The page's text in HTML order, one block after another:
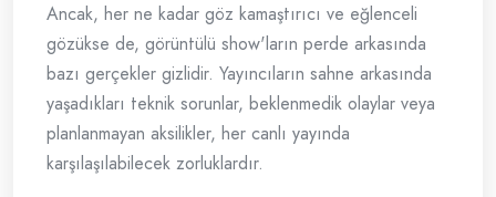
Ancak, her ne kadar göz kamaştırıcı ve eğlenceli
gözükse de, görüntülü show'ların perde arkasında
bazı gerçekler gizlidir. Yayıncıların sahne arkasında
yaşadıkları teknik sorunlar, beklenmedik olaylar veya
planlanmayan aksilikler, her canlı yayında
karşılaşılabilecek zorluklardır.